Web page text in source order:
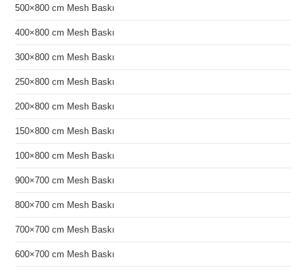
500×800 cm Mesh Baskı
400×800 cm Mesh Baskı
300×800 cm Mesh Baskı
250×800 cm Mesh Baskı
200×800 cm Mesh Baskı
150×800 cm Mesh Baskı
100×800 cm Mesh Baskı
900×700 cm Mesh Baskı
800×700 cm Mesh Baskı
700×700 cm Mesh Baskı
600×700 cm Mesh Baskı